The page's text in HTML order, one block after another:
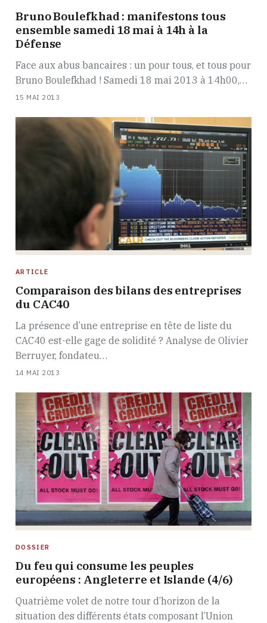
Bruno Boulefkhad : manifestons tous
ensemble samedi 18 mai à 14h à la
Défense
Face aux abus bancaires : un pour tous, et tous pour
Bruno Boulefkhad ! Samedi 18 mai 2013 à 14h00,…
15 MAI 2013
ARTICLE
Comparaison des bilans des entreprises
du CAC40
La présence d’une entreprise en tête de liste du
CAC40 est-elle gage de solidité ? Analyse de Olivier
Berruyer, fondateu…
14 MAI 2013
DOSSIER
Du feu qui consume les peuples
européens : Angleterre et Islande (4/6)
Quatrième volet de notre tour d’horizon de la
situation des différents états composant l’Union